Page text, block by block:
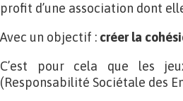
profit d’une association dont
Avec un objectif : créer la
C’est pour cela que les
(Responsabilité Sociétale des